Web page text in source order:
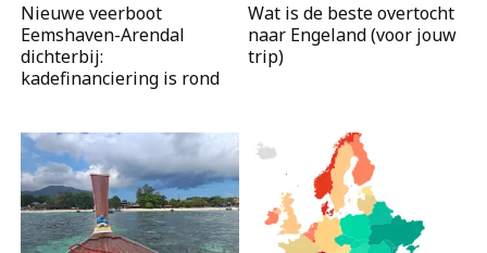
Nieuwe veerboot
Eemshaven-Arendal
dichterbij:
kadefinanciering is rond
Wat is de beste overtocht
naar Engeland (voor jouw
trip)